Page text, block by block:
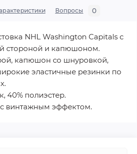
Вопросы 0
NHL Washington Capitals с
стороной и капюшоном.
капюшон со шнуровкой,
эластичные резинки по
40% полиэстер.
винтажным эффектом.